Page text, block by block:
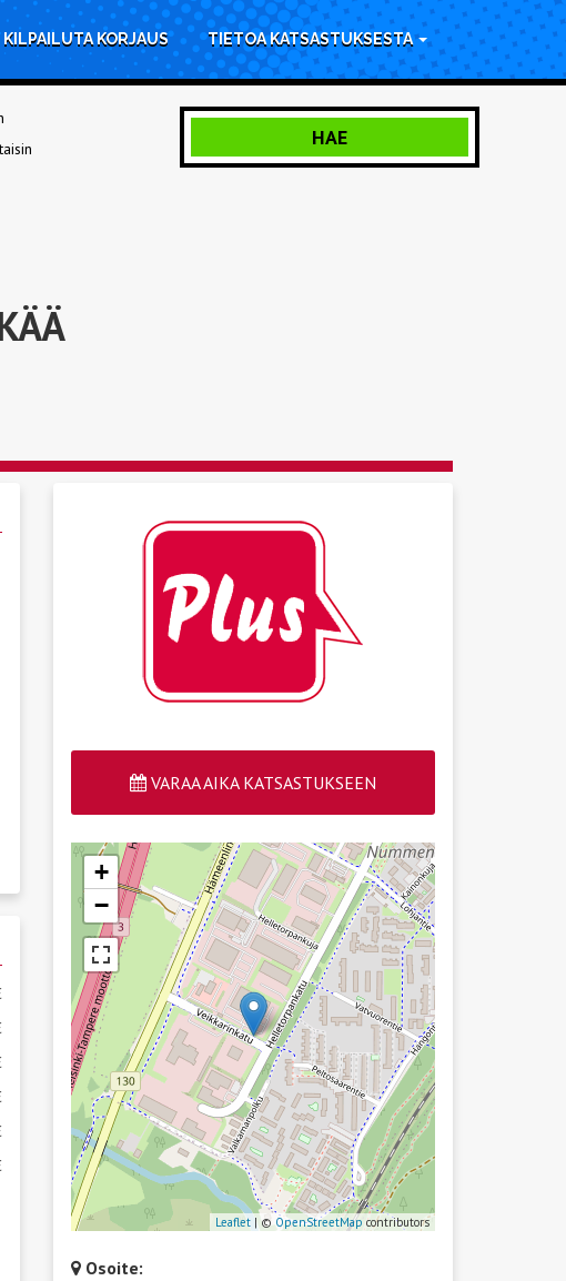
KILPAILUTA KORJAUS TIETOA KATSASTUKSESTA
HAE
VARAA AIKA KATSASTUKSEEN
+
−
Leaflet | © OpenStreetMap contributors
Osoite: